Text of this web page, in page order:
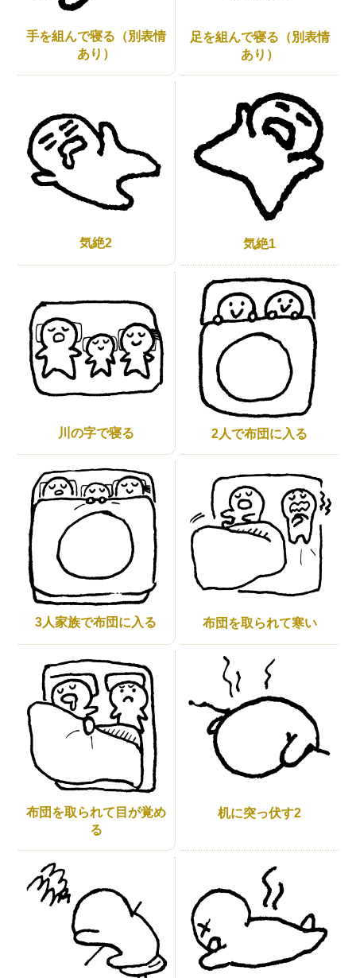
手を組んで寝る（別表情
あり）
足を組んで寝る（別表情
あり）
気絶2 気絶1
川の字で寝る 2人で布団に入る
3人家族で布団に入る 布団を取られて寒い
布団を取られて目が覚め
る
机に突っ伏す2